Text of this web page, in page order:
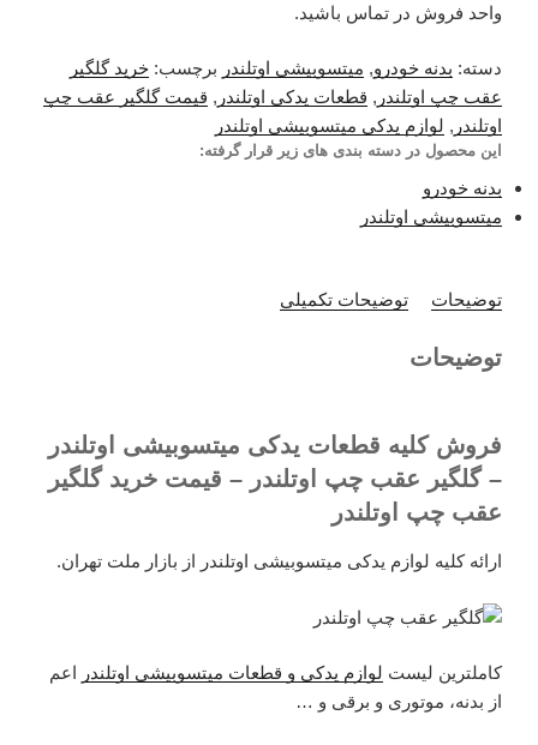
واحد فروش در تماس باشید.
دسته: بدنه خودرو, میتسوبیشی اوتلندر برچسب: خرید گلگیر
عقب چپ اوتلندر , قطعات یدکی اوتلندر , قیمت گلگیر عقب چپ
اوتلندر , لوازم یدکی میتسوبیشی اوتلندر
این محصول در دسته بندی های زیر قرار گرفته:
بدنه خودرو
میتسوبیشی اوتلندر
توضیحات توضیحات تکمیلی
توضیحات
فروش کلیه قطعات یدکی میتسوبیشی اوتلندر
– گلگیر عقب چپ اوتلندر – قیمت خرید گلگیر
عقب چپ اوتلندر
ارائه کلیه لوازم یدکی میتسوبیشی اوتلندر از بازار ملت تهران.
کاملترین لیست لوازم یدکی و قطعات میتسوبیشی اوتلندر اعم
از بدنه، موتوری و برقی و …